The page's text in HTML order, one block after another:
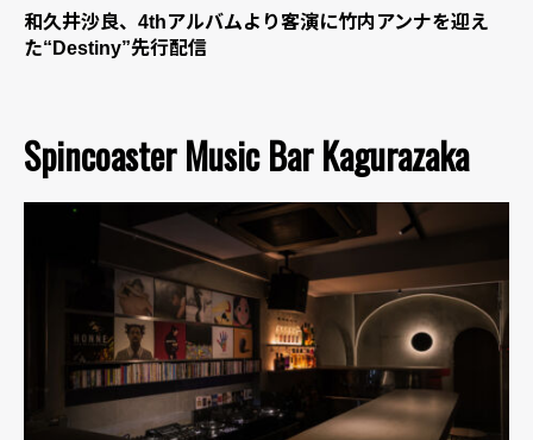
和久井沙良、4thアルバムより客演に竹内アンナを迎え
た“Destiny”先行配信
Spincoaster Music Bar Kagurazaka